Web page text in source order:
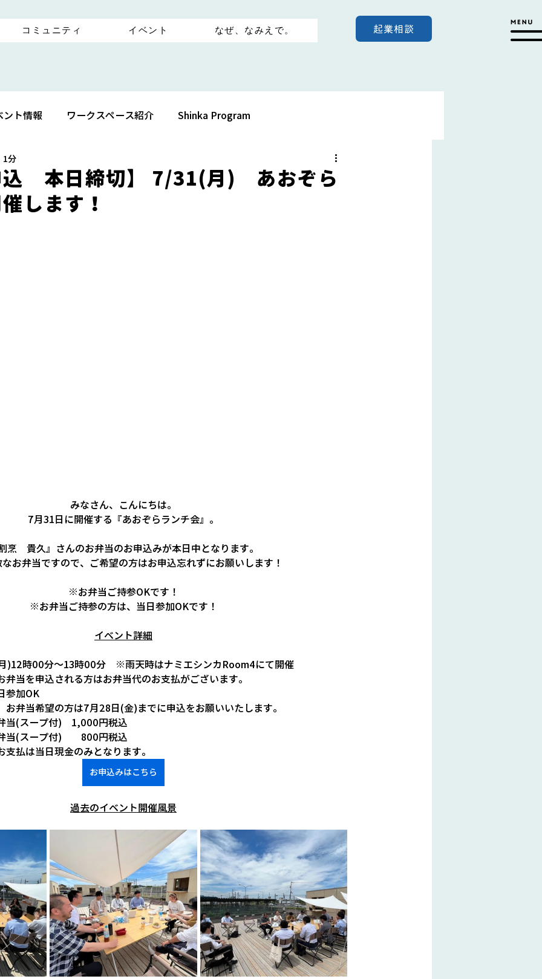
コミュニティ イベント なぜ、なみえで。 起業相談
ント情報 ワークスペース紹介 Shinka Program
込 本日締切】 7/31(月) あおぞら
します！
1分
みなさん、こんにちは。
7月31日に開催する『あおぞらランチ会』。
烹　貴久』さんのお弁当のお申込みが本日中となります。
お弁当ですので、ご希望の方はお申込忘れずにお願いします！
※お弁当ご持参OKです！
※お弁当ご持参の方は、当日参加OKです！
イベント詳細
)12時00分～13時00分　※雨天時はナミエシンカRoom4にて開催
当を申込される方はお弁当代のお支払がございます。
参加OK
の方は7月28日(金)までに申込をお願いいたします。
当(スープ付)　1,000円税込
プ付)　    800円税込
払は当日現金のみとなります。
お申込みはこちら
過去のイベント開催風景